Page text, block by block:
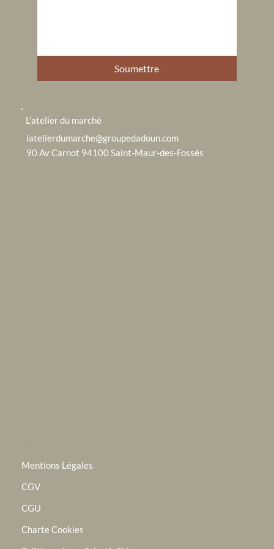
L’atelier du marché
latelierdumarche@groupedadoun.com
90 Av Carnot 94100 Saint-Maur-des-Fossés
Soumettre
Mentions Légales
CGV
CGU
Charte Cookies